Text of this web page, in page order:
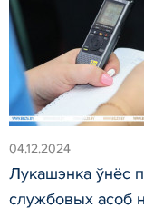
04.12.2024
Лукашэнка ўнёс
службовых асоб